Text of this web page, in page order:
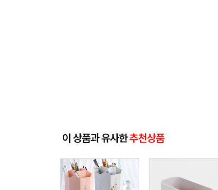
이 상품과 유사한추천상품